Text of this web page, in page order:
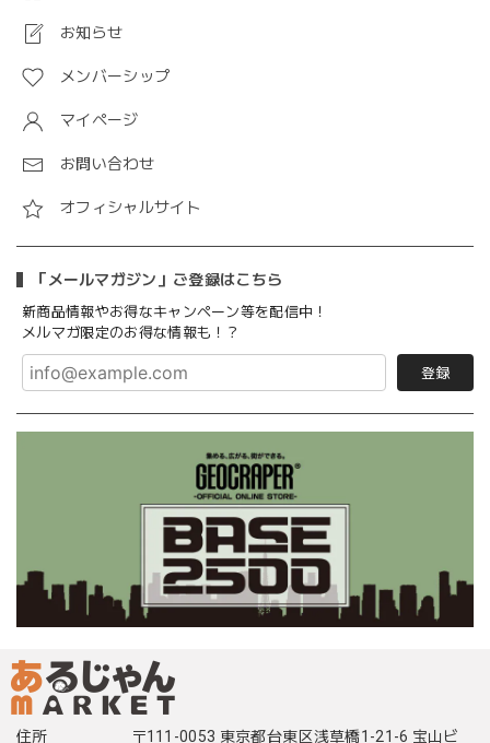
お知らせ
メンバーシップ
マイページ
お問い合わせ
オフィシャルサイト
「メールマガジン」ご登録はこちら
新商品情報やお得なキャンペーン等を配信中！
メルマガ限定のお得な情報も！？
登録
住所
〒111-0053 東京都台東区浅草橋1-21-6 宝山ビ